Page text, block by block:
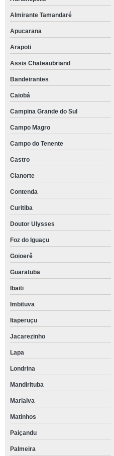
Almirante Tamandaré
Apucarana
Arapoti
Assis Chateaubriand
Bandeirantes
Caiobá
Campina Grande do Sul
Campo Magro
Campo do Tenente
Castro
Cianorte
Contenda
Curitiba
Doutor Ulysses
Foz do Iguaçu
Goioerê
Guaratuba
Ibaiti
Imbituva
Itaperuçu
Jacarezinho
Lapa
Londrina
Mandirituba
Marialva
Matinhos
Paiçandu
Palmeira